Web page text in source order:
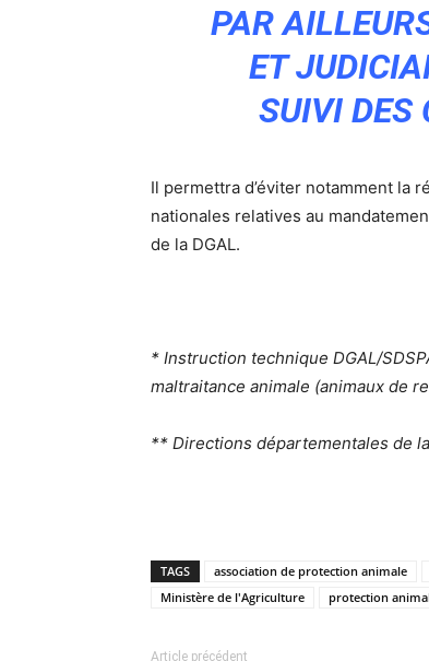
PAR
ET
SUIVI DES
Il permettra d’éviter notamment la
nationales relatives au
de la DGAL.
* Instruction technique DGAL/
maltraitance animale (animaux de
** Directions départementales de
TAGS association de protection animale
Ministère de l'Agriculture
protection
Article précédent